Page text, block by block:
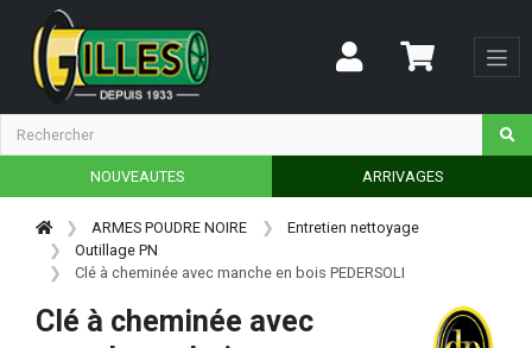
NOUVEAUTES ARRIVAGES
ARMES POUDRE NOIRE
Entretien nettoyage
Outillage PN
Clé à cheminée avec manche en bois PEDERSOLI
Clé à cheminée avec